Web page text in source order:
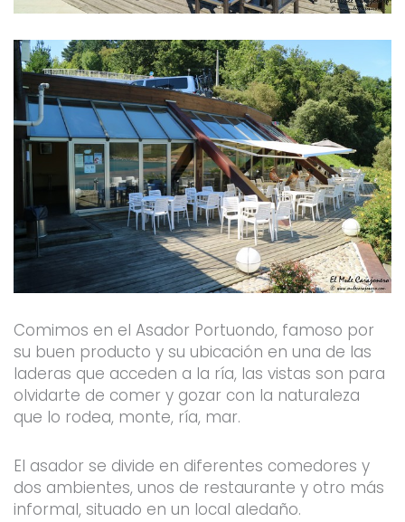
Comimos en el Asador Portuondo, famoso por
su buen producto y su ubicación en una de las
laderas que acceden a la ría, las vistas son para
olvidarte de comer y gozar con la naturaleza
que lo rodea, monte, ría, mar.
El asador se divide en diferentes comedores y
dos ambientes, unos de restaurante y otro más
informal, situado en un local aledaño.